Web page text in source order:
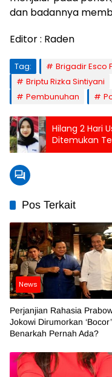
dan badannya
Editor : Raden
Tag:
Brigadir Esco
Briptu Rizka Sintiyani
Pembunuhan
Hilang 2 Hari
Ditemukan
Pos Terkait
News
Perjanjian Rahasia
Jokowi Dirumorkan
Benarkah Pernah Ada?